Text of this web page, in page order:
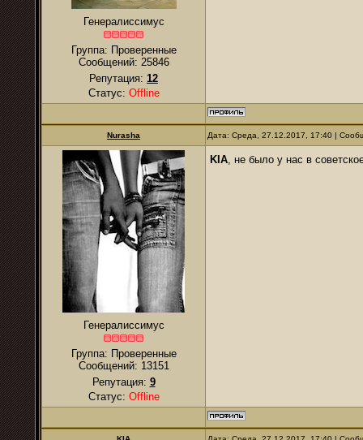
Генералиссимус
Группа: Проверенные
Сообщений: 25846
Репутация: 12
Статус: Offline
Nurаsha Дата: Среда, 27.12.2017, 17:40 |
Генералиссимус
Группа: Проверенные
Сообщений: 13151
Репутация: 9
Статус: Offline
KIA , не было у нас в